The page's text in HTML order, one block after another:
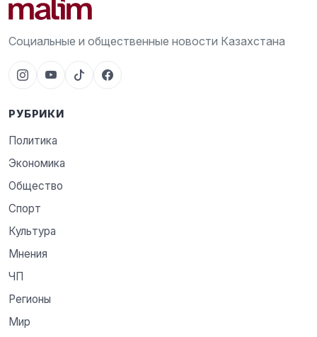
Социальные и общественные новости Казахстана
РУБРИКИ
Политика
Экономика
Общество
Спорт
Культура
Мнения
ЧП
Регионы
Мир